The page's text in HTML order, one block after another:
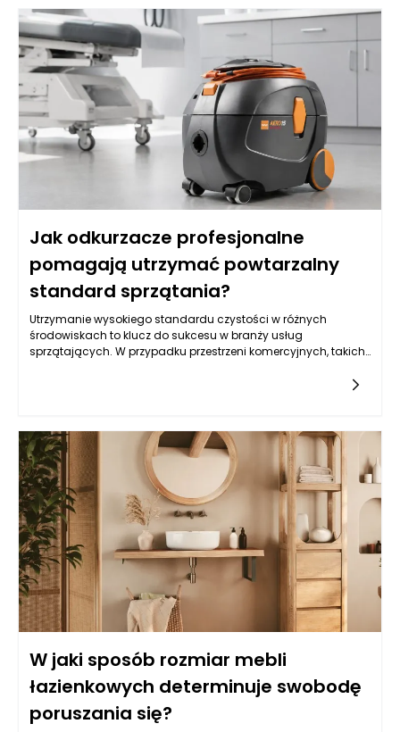
„rozrysować” funkcje: gdzie odkładamy kosmetyki, gdzie
trzymamy ręczniki, czy potrzebujemy miejsca na zapas
środków czystości i czy łazienka ma być bardziej
minimalistyczna, czy raczej rodzinna i pojemna. To pierwsze
pytanie, które warto zadać, dotyczy rozmiaru łazienki, ale
równie ważne jest to, jak poruszamy się po wnętrzu i które strefy
muszą pozostać wolne. Im mniejsze pomieszczenie, tym
większą uwagę należy zwrócić na to, by meble łazienkowe
maksymalizowały dostępną przestrzeń, a jednocześnie nie
tworzyły wrażenia ciasnoty. W praktyce najlepiej sprawdzają
się rozwiązania lekkie wizualnie, z przemyślanym układem
szuflad i półek, które „zbierają” drobiazgi z blatu i chowają je w
zabudowie. Dzięki temu nawet niewielka łazienka może
który porządkuje całe wnętrze, zamiast je obciążać.
Jak odkurzacze profesjonalne
pomagają utrzymać powtarzalny
standard sprzątania?
Utrzymanie wysokiego standardu czystości w różnych
środowiskach to klucz do sukcesu w branży usług
sprzątających. W przypadku przestrzeni komercyjnych, takich
W jaki sposób rozmiar mebli
łazienkowych determinuje swobodę
poruszania się?